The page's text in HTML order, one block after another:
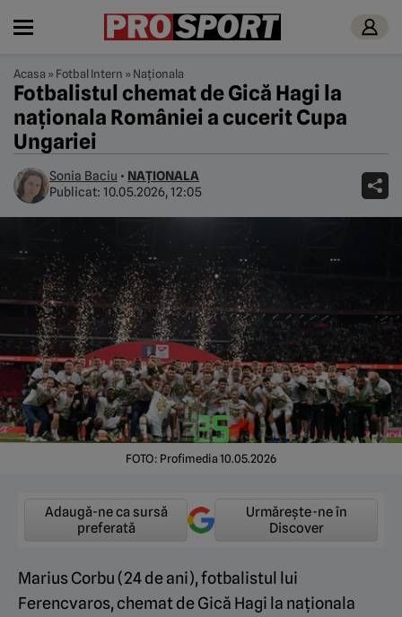
Acasa » Fotbal Intern » Naționala
Fotbalistul chemat de Gică Hagi la
naționala României a cucerit Cupa
Ungariei
Sonia Baciu • NAȚIONALA
Publicat: 10.05.2026, 12:05
FOTO: Profimedia 10.05.2026
Adaugă-ne ca sursă
preferată
Urmărește-ne în
Discover
Marius Corbu (24 de ani), fotbalistul lui
Ferencvaros, chemat de Gică Hagi la naționala